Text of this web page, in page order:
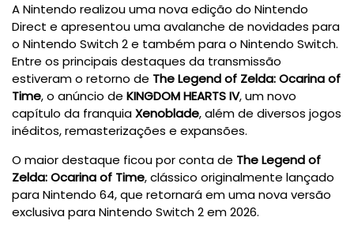
A Nintendo realizou uma nova edição do Nintendo
Direct e apresentou uma avalanche de novidades para
o Nintendo Switch 2 e também para o Nintendo Switch.
Entre os principais destaques da transmissão
estiveram o retorno de The Legend of Zelda: Ocarina of
Time, o anúncio de KINGDOM HEARTS IV, um novo
capítulo da franquiaXenoblade, além de diversos jogos
inéditos, remasterizações e expansões.
O maior destaque ficou por conta de The Legend of
Zelda: Ocarina of Time, clássico originalmente lançado
para Nintendo 64, que retornará em uma nova versão
exclusiva para Nintendo Switch 2 em 2026.